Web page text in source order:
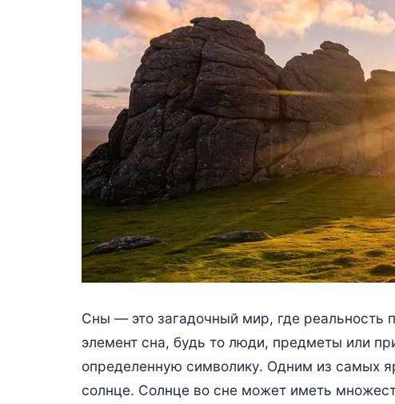
Сны — это загадочный мир, где реальность
элемент сна, будь то люди, предметы или
определенную символику. Одним из самых
солнце. Солнце во сне может иметь